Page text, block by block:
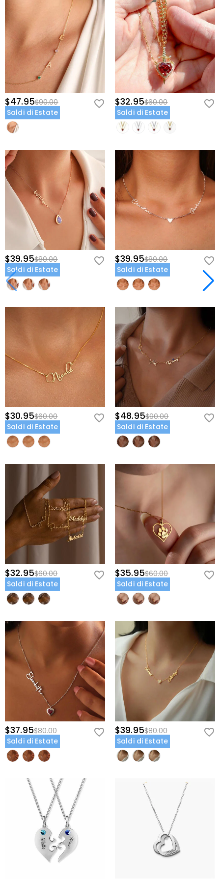
$47.95$90.00
Saldi di Estate
$32.95$60.00
Saldi di Estate
$39.95$80.00
Saldi di Estate
$39.95$80.00
Saldi di Estate
$30.95$60.00
Saldi di Estate
$48.95$90.00
Saldi di Estate
$32.95$60.00
Saldi di Estate
$35.95$60.00
Saldi di Estate
$37.95$80.00
Saldi di Estate
$39.95$80.00
Saldi di Estate